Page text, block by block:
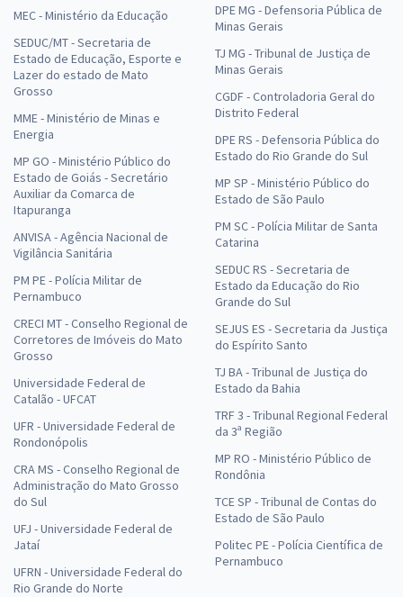
MEC - Ministério da Educação
SEDUC/MT - Secretaria de
Estado de Educação, Esporte e
Lazer do estado de Mato
Grosso
MME - Ministério de Minas e
Energia
MP GO - Ministério Público do
Estado de Goiás - Secretário
Auxiliar da Comarca de
Itapuranga
ANVISA - Agência Nacional de
Vigilância Sanitária
PM PE - Polícia Militar de
Pernambuco
CRECI MT - Conselho Regional de
Corretores de Imóveis do Mato
Grosso
Universidade Federal de
Catalão - UFCAT
UFR - Universidade Federal de
Rondonópolis
CRA MS - Conselho Regional de
Administração do Mato Grosso
do Sul
UFJ - Universidade Federal de
Jataí
UFRN - Universidade Federal do
Rio Grande do Norte
DPE MG - Defensoria Pública de
Minas Gerais
TJ MG - Tribunal de Justiça de
Minas Gerais
CGDF - Controladoria Geral do
Distrito Federal
DPE RS - Defensoria Pública do
Estado do Rio Grande do Sul
MP SP - Ministério Público do
Estado de São Paulo
PM SC - Polícia Militar de Santa
Catarina
SEDUC RS - Secretaria de
Estado da Educação do Rio
Grande do Sul
SEJUS ES - Secretaria da Justiça
do Espírito Santo
TJ BA - Tribunal de Justiça do
Estado da Bahia
TRF 3 - Tribunal Regional Federal
da 3ª Região
MP RO - Ministério Público de
Rondônia
TCE SP - Tribunal de Contas do
Estado de São Paulo
Politec PE - Polícia Científica de
Pernambuco